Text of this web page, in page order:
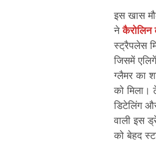
इस खास
नेकैरोलिन
स्ट्रैपलेस
जिसमें
ग्लैमर का
को मिला।
डिटेलिंग
वाली इस
को बेहद